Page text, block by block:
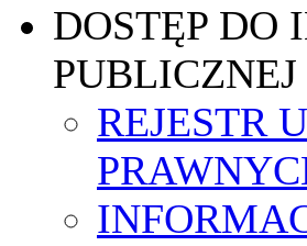
DOSTĘP DO
PUBLICZNEJ
REJESTR